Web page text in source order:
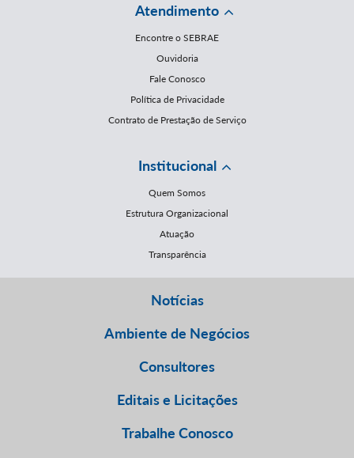
Atendimento
Encontre o SEBRAE
Ouvidoria
Fale Conosco
Política de Privacidade
Contrato de Prestação de Serviço
Institucional
Quem Somos
Estrutura Organizacional
Atuação
Transparência
Notícias
Ambiente de Negócios
Consultores
Editais e Licitações
Trabalhe Conosco